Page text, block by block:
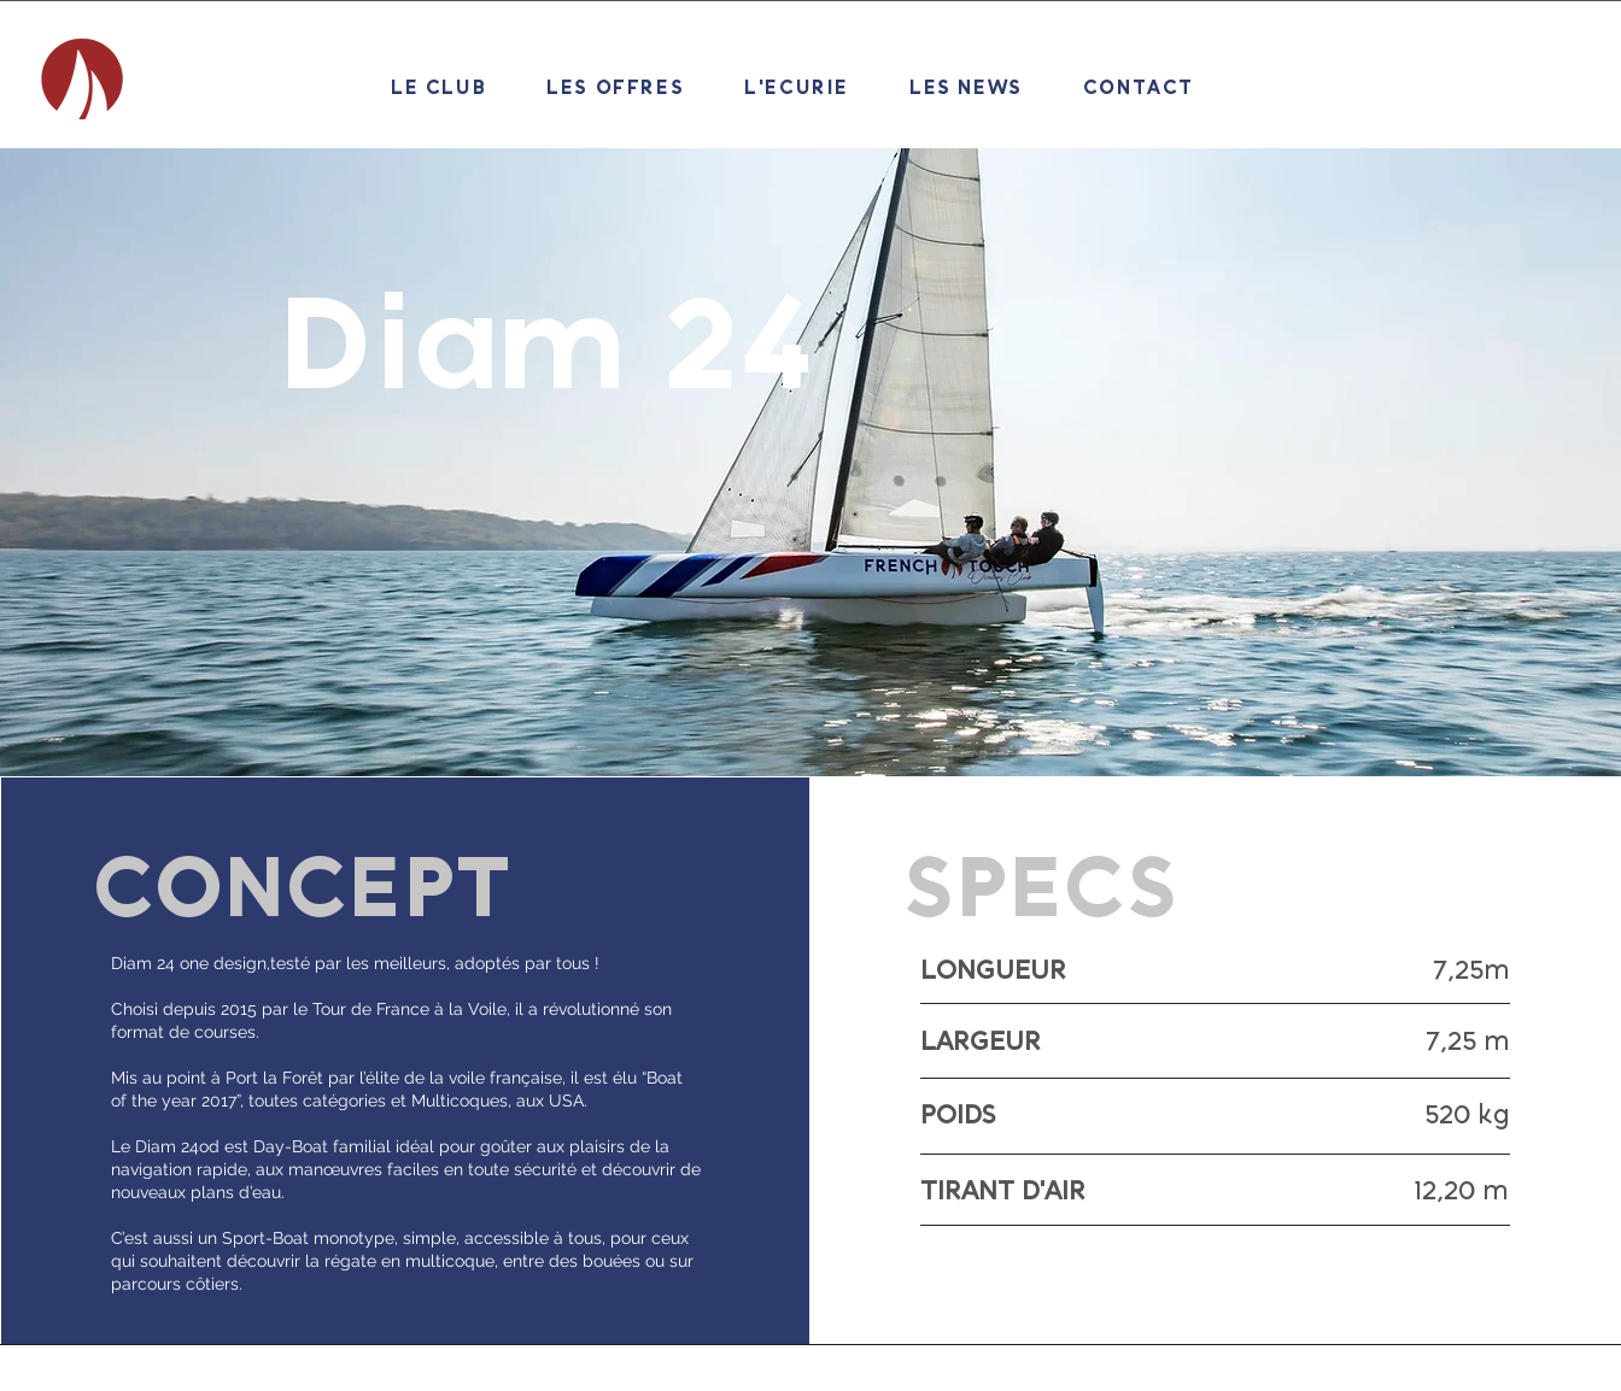
LE CLUB LES OFFRES L'ECURIE LES NEWS CONTACT
Diam 24
CONCEPT
Diam 24 one design,testé par les meilleurs, adoptés par tous !
Choisi depuis 2015 par le Tour de France à la Voile, il a révolutionné son
format de courses.
Mis au point à Port la Forêt par l’élite de la voile française, il est élu “Boat
of the year 2017”, toutes catégories et Multicoques, aux USA.
Le Diam 24od est Day-Boat familial idéal pour goûter aux plaisirs de la
navigation rapide, aux manœuvres faciles en toute sécurité et découvrir de
nouveaux plans d’eau.
C’est aussi un Sport-Boat monotype, simple, accessible à tous, pour ceux
qui souhaitent découvrir la régate en multicoque, entre des bouées ou sur
parcours côtiers.
SPECS
LONGUEUR 7,25m
LARGEUR 7,25 m
POIDS 520 kg
TIRANT D'AIR 12,20 m